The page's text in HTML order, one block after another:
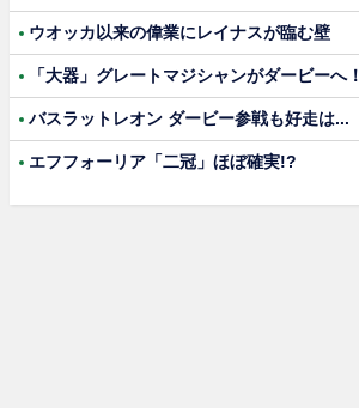
ウオッカ以来の偉業にレイナスが臨む壁
「大器」グレートマジシャンがダービーへ！
バスラットレオン ダービー参戦も好走は...
エフフォーリア「二冠」ほぼ確実!?